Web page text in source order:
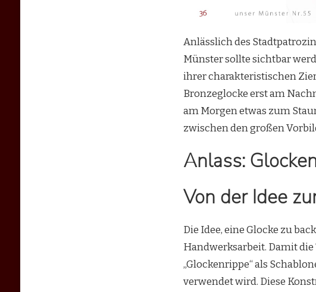
Anlässlich des
Münster sollte sichtbar
ihrer charakteristischen
Bronzeglocke erst am
am Morgen etwas zum
zwischen den großen
Anlass:
Von der Idee
Die Idee, eine Glocke zu
Handwerksarbeit. Damit
„Glockenrippe“ als
verwendet wird. Diese